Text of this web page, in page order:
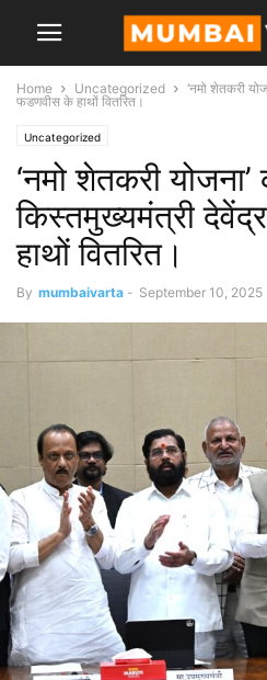
Home Uncategorized
‘नमो शेतकरी
फडणवीस के हाथों वितरित।
Uncategorized
‘नमो शेतकरी योजना’
किस्तमुख्यमंत्री
हाथों वितरित।
By mumbaivarta - September 10, 2025